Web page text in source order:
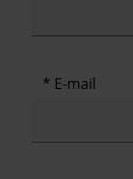
E-mail